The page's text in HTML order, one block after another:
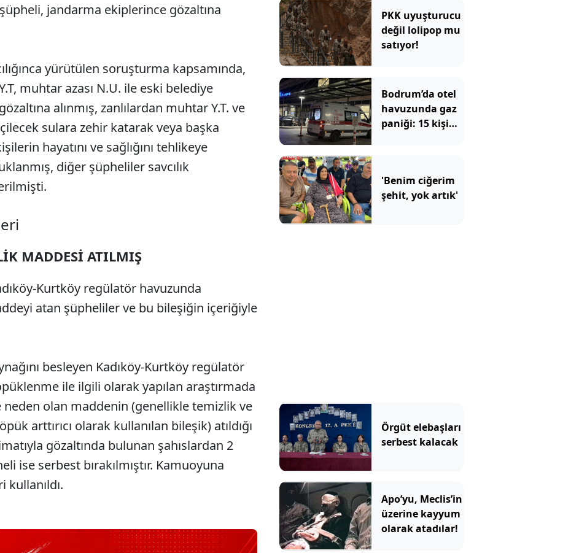
jandarma ekiplerince gözaltına
yürütülen soruşturma kapsamında,
muhtar azası N.U. ile eski belediye
alınmış, zanlılardan muhtar Y.T. ve
sulara zehir katarak veya başka
hayatını ve sağlığını tehlikeye
diğer şüpheliler savcılık
MADDESİ ATILMIŞ
Kurtköy regülatör havuzunda
atan şüpheliler ve bu bileşiğin içeriğiyle
besleyen Kadıköy-Kurtköy regülatör
ile ilgili olarak yapılan araştırmada
olan maddenin (genellikle temizlik ve
arttırıcı olarak kullanılan bileşik) atıldığı
gözaltında bulunan şahıslardan 2
ise serbest bırakılmıştır. Kamuoyuna
kullanıldı.
PKK uyuşturucu
değil lolipop mu
satıyor!
Bodrum’da otel
havuzunda gaz
paniği: 15 kişi
'Benim ciğerim
şehit, yok artık'
Örgüt elebaşları
serbest kalacak
Apo’yu, Meclis’in
üzerine kayyum
olarak atadılar!